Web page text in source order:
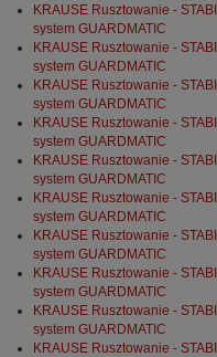
KRAUSE Rusztowanie -
system GUARDMATIC
KRAUSE Rusztowanie -
system GUARDMATIC
KRAUSE Rusztowanie -
system GUARDMATIC
KRAUSE Rusztowanie -
system GUARDMATIC
KRAUSE Rusztowanie -
system GUARDMATIC
KRAUSE Rusztowanie -
system GUARDMATIC
KRAUSE Rusztowanie -
system GUARDMATIC
KRAUSE Rusztowanie -
system GUARDMATIC
KRAUSE Rusztowanie -
system GUARDMATIC
KRAUSE Rusztowanie -